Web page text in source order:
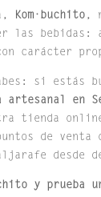
Kom·buchito,
las bebidas:
carácter
si estás
artesanal en
tienda
de venta
desde
y prueba